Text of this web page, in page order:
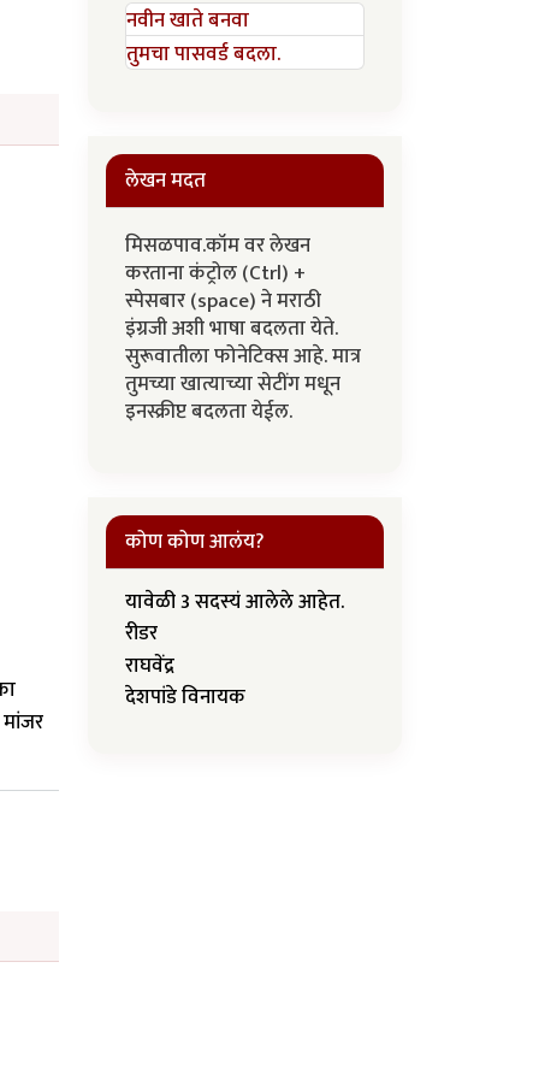
नवीन खाते बनवा
तुमचा पासवर्ड बदला.
लेखन मदत
मिसळपाव.कॉम वर लेखन
करताना कंट्रोल (Ctrl) +
स्पेसबार (space) ने मराठी
इंग्रजी अशी भाषा बदलता येते.
सुरूवातीला फोनेटिक्स आहे. मात्र
तुमच्या खात्याच्या सेटींग मधून
इनस्क्रीप्ट बदलता येईल.
कोण कोण आलंय?
यावेळी 3 सदस्यं आलेले आहेत.
रीडर
राघवेंद्र
देशपांडे विनायक